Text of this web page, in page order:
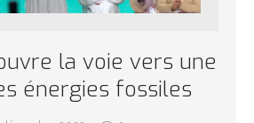
la voie vers une
énergies fossiles